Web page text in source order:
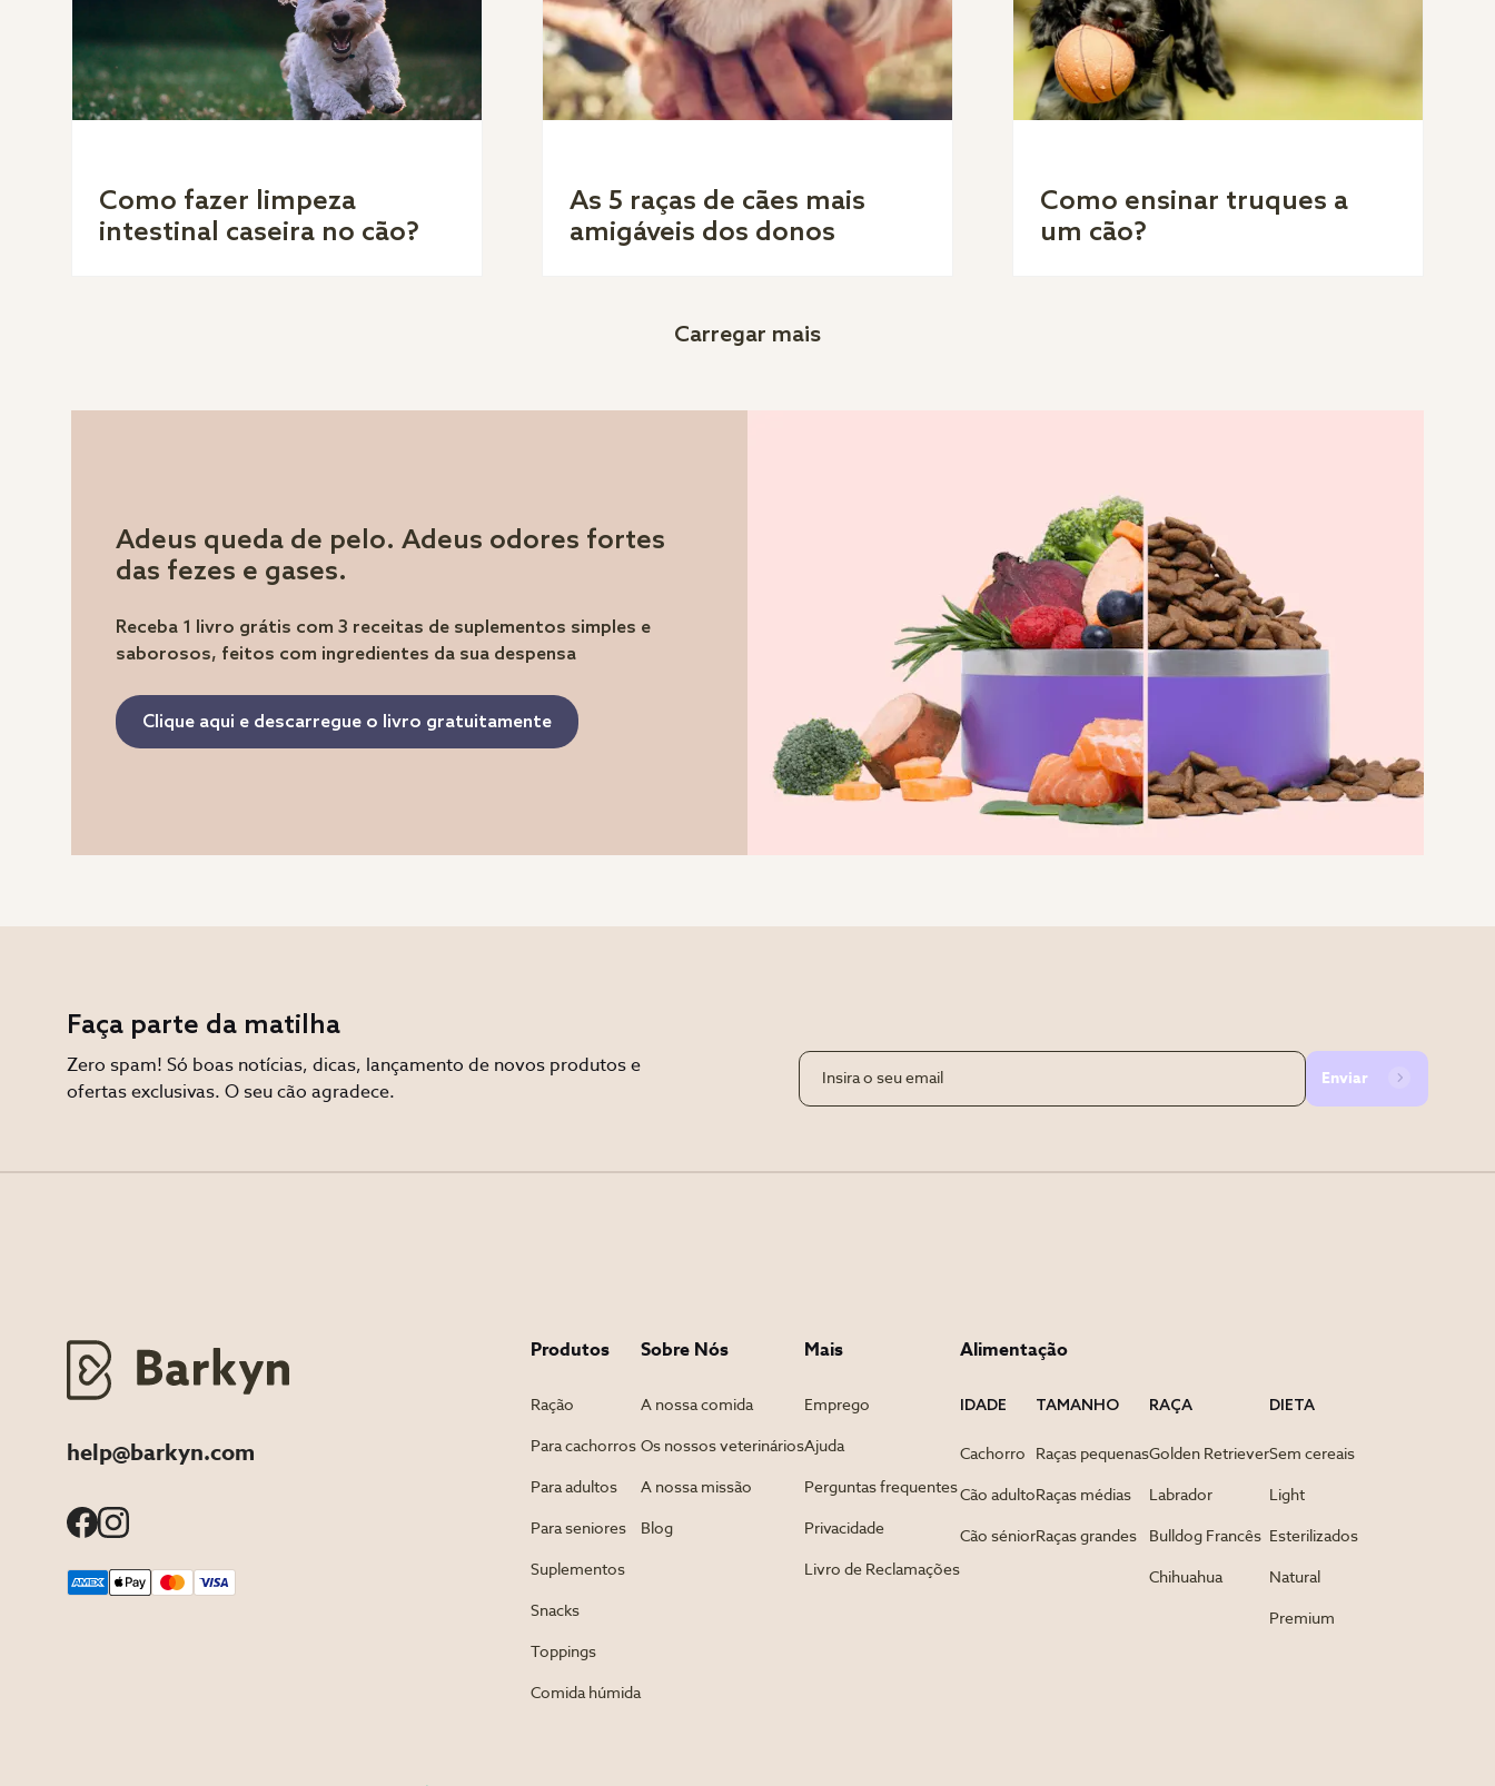
Como fazer limpeza
intestinal caseira no cão?
As 5 raças de cães mais
amigáveis dos donos
Como ensinar truques a
um cão?
Carregar mais
Adeus queda de pelo. Adeus odores fortes
das fezes e gases.
Receba 1 livro grátis com 3 receitas de suplementos simples e
saborosos, feitos com ingredientes da sua despensa
Clique aqui e descarregue o livro gratuitamente
Faça parte da matilha
Zero spam! Só boas notícias, dicas, lançamento de novos produtos e
ofertas exclusivas. O seu cão agradece.
Enviar
help@barkyn.com
Produtos
Ração
Para cachorros
Para adultos
Para seniores
Suplementos
Snacks
Toppings
Comida húmida
Sobre Nós
A nossa comida
Os nossos veterinários
A nossa missão
Blog
Mais
Emprego
Ajuda
Perguntas frequentes
Privacidade
Livro de Reclamações
Alimentação
IDADE
Cachorro
Cão adulto
Cão sénior
TAMANHO
Raças pequenas
Raças médias
Raças grandes
RAÇA
Golden Retriever
Labrador
Bulldog Francês
Chihuahua
DIETA
Sem cereais
Light
Esterilizados
Natural
Premium